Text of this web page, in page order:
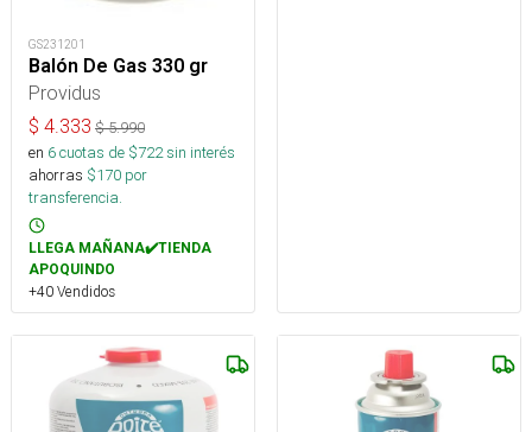
GS231201
Balón De Gas 330 gr
Providus
$ 4.333 $5.990
en 6cuotas de $722sin interés
ahorras $170 por
transferencia.
LLEGA MAÑANA✔️TIENDA
APOQUINDO
+40 Vendidos